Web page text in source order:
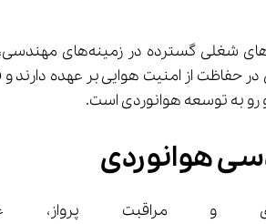
با فرصت‌های شغلی
و مراقبت